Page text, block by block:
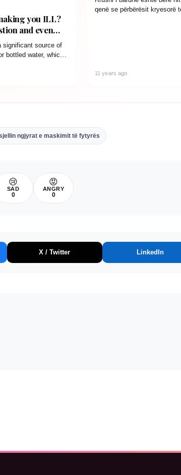
you ILL?
and even
be a surprising
significant source of
water, which
qenë se përbërësit kryesorë
11 years ago
ngjyrat e maskimit të fytyrës
😢
SAD
0
😡
ANGRY
0
X / Twitter LinkedIn